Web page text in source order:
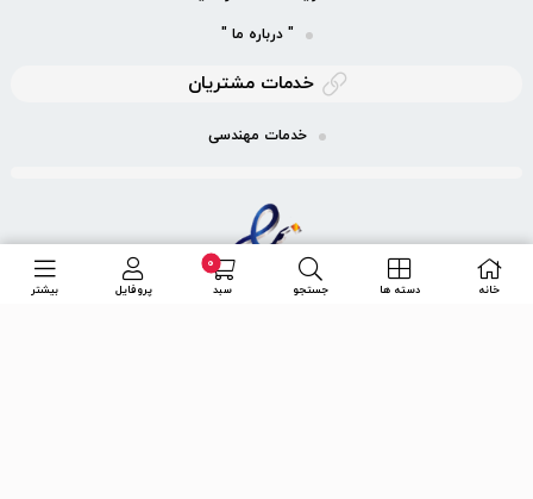
خانه دسته ها جستجو
0
سبد پروفایل بیشتر
" درباره ما "
خدمات مشتریان
خدمات مهندسی